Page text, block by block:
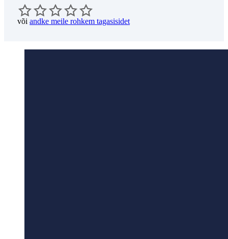
või andke meile rohkem tagasisidet